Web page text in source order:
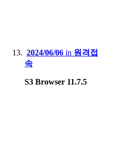
2024/06/06 in 원격접
속
S3 Browser 11.7.5